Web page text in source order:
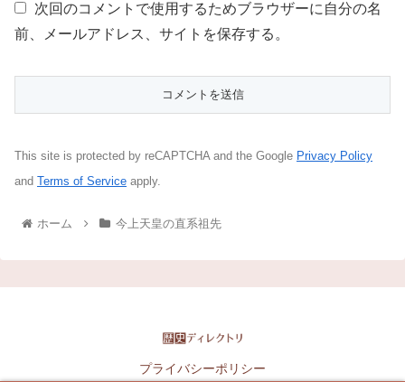
次回のコメントで使用するためブラウザーに自分の名
前、メールアドレス、サイトを保存する。
This site is protected by reCAPTCHA and the Google Privacy Policy
and Terms of Service apply.
ホーム 今上天皇の直系祖先
プライバシーポリシー